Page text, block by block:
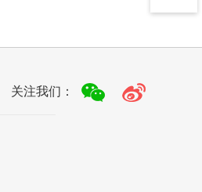
关注我们：